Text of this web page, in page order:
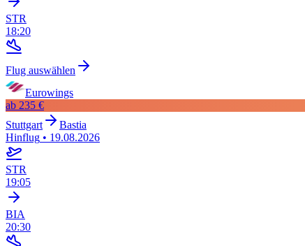
STR
18:20
Flug auswählen
Eurowings
ab 235 €
Stuttgart
Bastia
Hinflug • 19.08.2026
STR
19:05
BIA
20:30